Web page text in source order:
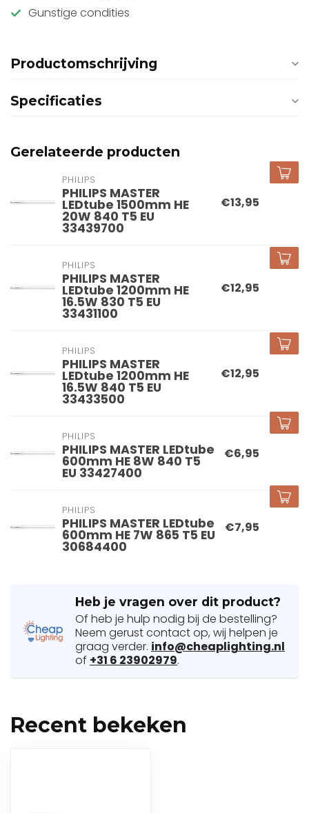
Gunstige condities
Productomschrijving
Specificaties
Gerelateerde producten
PHILIPS
PHILIPS MASTER
LEDtube 1500mm HE
20W 840 T5 EU
33439700
€13,95
PHILIPS
PHILIPS MASTER
LEDtube 1200mm HE
16.5W 830 T5 EU
33431100
€12,95
PHILIPS
PHILIPS MASTER
LEDtube 1200mm HE
16.5W 840 T5 EU
33433500
€12,95
PHILIPS
PHILIPS MASTER LEDtube
600mm HE 8W 840 T5
EU 33427400
€6,95
PHILIPS
PHILIPS MASTER LEDtube
600mm HE 7W 865 T5 EU
30684400
€7,95
Heb je vragen over dit product?
Of heb je hulp nodig bij de bestelling?
Neem gerust contact op, wij helpen je
graag verder. info@cheaplighting.nl
of +31 6 23902979.
Recent bekeken